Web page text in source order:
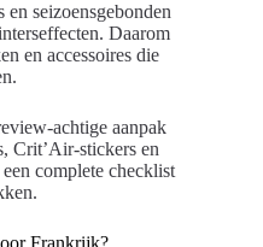
seizoensgebonden
Daarom
en accessoires die
achtige aanpak
Crit’Air-stickers en
complete checklist
Frankrijk?